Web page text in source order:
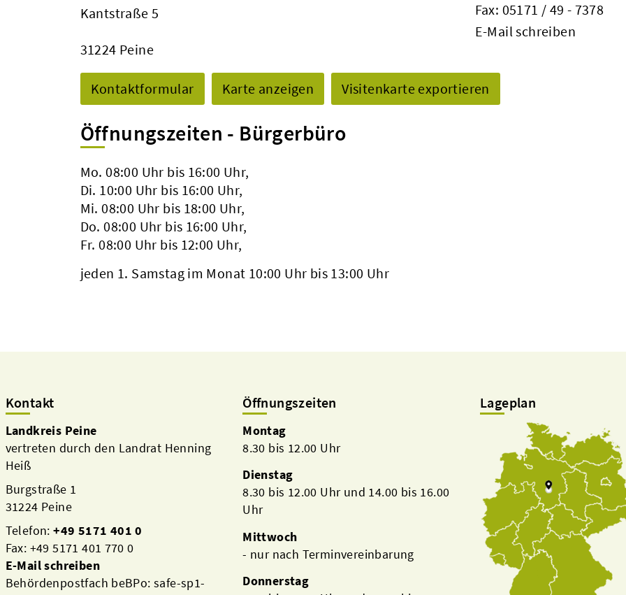
Kantstraße 5
31224 Peine
Fax: 05171 / 49 - 7378
E-Mail schreiben
Kontaktformular Karte anzeigen Visitenkarte exportieren
Öffnungszeiten - Bürgerbüro
Mo. 08:00 Uhr bis 16:00 Uhr,
Di. 10:00 Uhr bis 16:00 Uhr,
Mi. 08:00 Uhr bis 18:00 Uhr,
Do. 08:00 Uhr bis 16:00 Uhr,
Fr. 08:00 Uhr bis 12:00 Uhr,
jeden 1. Samstag im Monat 10:00 Uhr bis 13:00 Uhr
Kontakt
Landkreis Peine
vertreten durch den Landrat Henning
Heiß
Burgstraße 1
31224 Peine
Telefon:+49 5171 401 0
Fax: +49 5171 401 770 0
E-Mail schreiben
Behördenpostfach beBPo: safe-sp1-
Öffnungszeiten
Montag
8.30 bis 12.00 Uhr
Dienstag
8.30 bis 12.00 Uhr und 14.00 bis 16.00
Uhr
Mittwoch
- nur nach Terminvereinbarung
Donnerstag
Lageplan